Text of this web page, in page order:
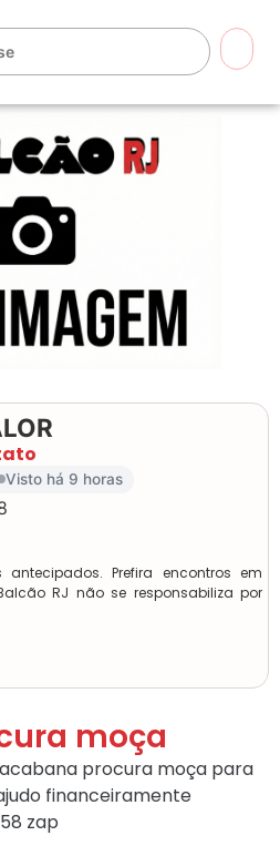
Visto há 9 horas
Prefira encontros em
RJ não se responsabiliza por
moça
procura moça para
financeiramente
zap